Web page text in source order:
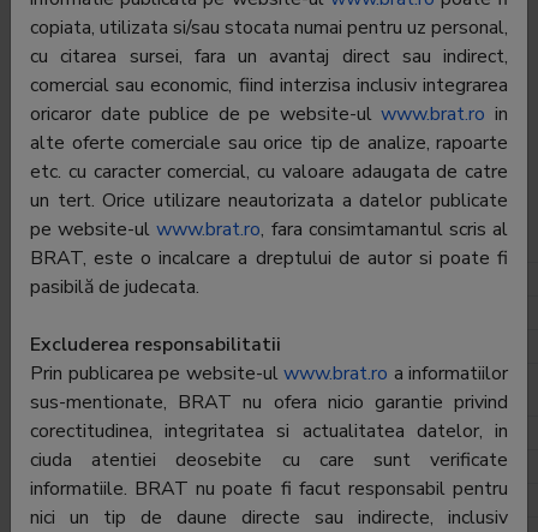
Categorie:
Cotidian sau saptamanal generalist, local sau
regional
Aria de difuzare: Local
Tip: Gratuita
Constantin Sandu/Cristian Stancu
Departament Difuzare
Director:
Dana Zamfir
E-mail:
dana.zamfir@adevarulholding.ro
Departament Publicitate Online
Director:
Denisa Popsor
Telefon:
0372-130.241
E-mail:
denisa.popsor@adevarulholding.ro
copiata, utilizata si/sau stocata numai pentru uz personal,
cu citarea sursei, fara un avantaj direct sau indirect,
comercial sau economic, fiind interzisa inclusiv integrarea
oricaror date publice de pe website-ulwww.brat.ro in
alte oferte comerciale sau orice tip de analize, rapoarte
etc. cu caracter comercial, cu valoare adaugata de catre
un tert. Orice utilizare neautorizata a datelor publicate
pe website-ulwww.brat.ro, fara consimtamantul scris al
BRAT, este o incalcare a dreptului de autor si poate fi
pasibilă de judecata.
Excluderea responsabilitatii
Prin publicarea pe website-ulwww.brat.ro a informatiilor
sus-mentionate, BRAT nu ofera nicio garantie privind
corectitudinea, integritatea si actualitatea datelor, in
ciuda atentiei deosebite cu care sunt verificate
informatiile. BRAT nu poate fi facut responsabil pentru
nici un tip de daune directe sau indirecte, inclusiv